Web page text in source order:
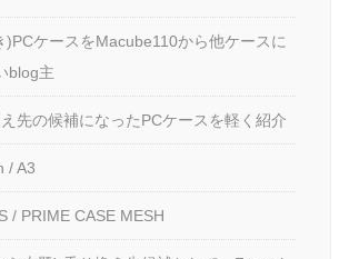
)PCケースをMacube110から他ケースに
blog主
先の候補になったPCケースを軽く紹介
/ A3
/ PRIME CASE MESH